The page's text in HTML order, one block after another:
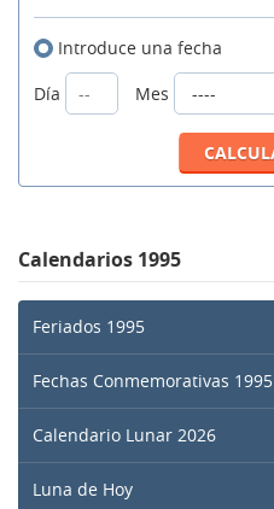
Introduce una fecha
Día
Mes
Calendarios 1995
Feriados 1995
Fechas Conmemorativas 1995
Calendario Lunar 2026
Luna de Hoy